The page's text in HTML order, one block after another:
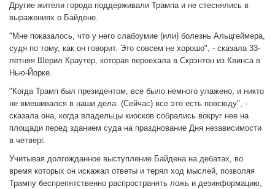
Другие жители города поддерживали Трампа и не стеснялись в
выражениях о Байдене.
"Мне показалось, что у него слабоумие (или) болезнь Альцгеймера,
судя по тому, как он говорит. Это совсем не хорошо", - сказала 33-
летняя Шерил Краутер, которая переехала в Скрэнтон из Квинса в
Нью-Йорке.
"Когда Трамп был президентом, все было немного улажено, и никто
не вмешивался в наши дела. (Сейчас) все это есть повсюду", -
сказала она, когда владельцы киосков собрались вокруг нее на
площади перед зданием суда на празднование Дня независимости
в четверг.
Учитывая долгожданное выступление Байдена на дебатах, во
время которых он искажал ответы и терял ход мыслей, позволяя
Трампу беспрепятственно распространять ложь и дезинформацию,